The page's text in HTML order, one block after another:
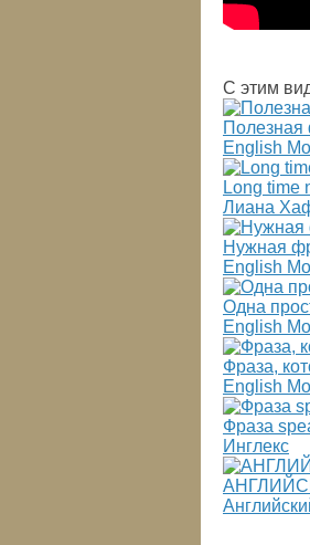
С этим
Полезная
English
Long time
Лиана
Нужная
English
Одна
English
Фраза,
English
Фраза
Инглекс